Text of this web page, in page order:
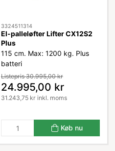
3324511314
El-palleløfter Lifter CX12S2
Plus
115 cm. Max: 1200 kg. Plus
batteri
Listepris 30.995,00 kr
24.995,00 kr
31.243,75 kr inkl. moms
Køb nu